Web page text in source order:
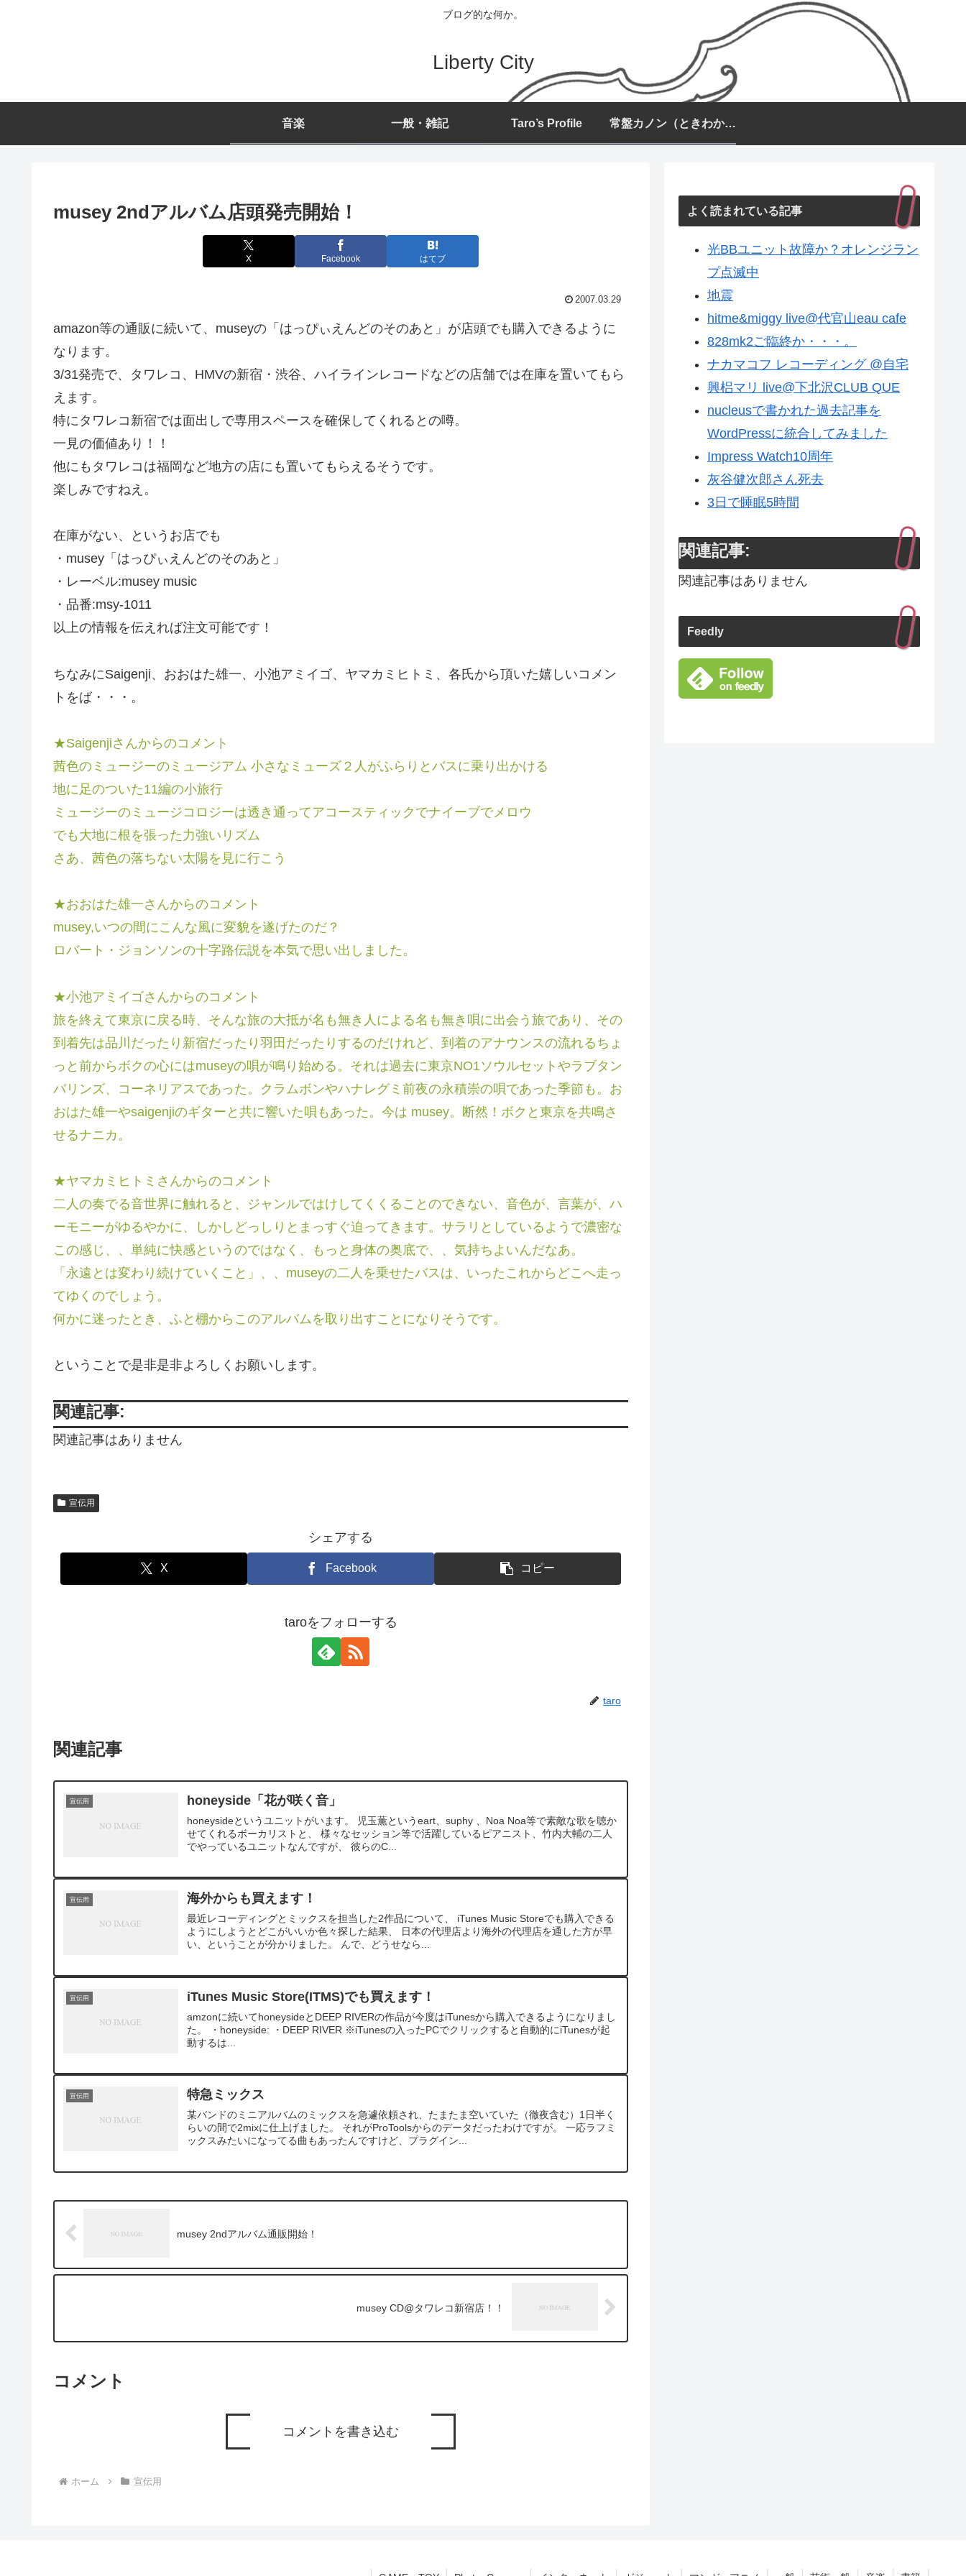
ブログ的な何か。
Liberty City
音楽 一般・雑記 Taro’s Profile 常盤カノン（ときわかのん）
musey 2ndアルバム店頭発売開始！
X Facebook はてブ
2007.03.29
amazon等の通販に続いて、museyの「はっぴぃえんどのそのあと」が店頭でも購入できるように
なります。
3/31発売で、タワレコ、HMVの新宿・渋谷、ハイラインレコードなどの店舗では在庫を置いてもら
えます。
特にタワレコ新宿では面出しで専用スペースを確保してくれるとの噂。
一見の価値あり！！
他にもタワレコは福岡など地方の店にも置いてもらえるそうです。
楽しみですねえ。
在庫がない、というお店でも
・musey「はっぴぃえんどのそのあと」
・レーベル:musey music
・品番:msy-1011
以上の情報を伝えれば注文可能です！
ちなみにSaigenji、おおはた雄一、小池アミイゴ、ヤマカミヒトミ、各氏から頂いた嬉しいコメン
トをば・・・。
★Saigenjiさんからのコメント
茜色のミュージーのミュージアム 小さなミューズ２人がふらりとバスに乗り出かける
地に足のついた11編の小旅行
ミュージーのミュージコロジーは透き通ってアコースティックでナイーブでメロウ
でも大地に根を張った力強いリズム
さあ、茜色の落ちない太陽を見に行こう
★おおはた雄一さんからのコメント
musey,いつの間にこんな風に変貌を遂げたのだ？
ロバート・ジョンソンの十字路伝説を本気で思い出しました。
★小池アミイゴさんからのコメント
旅を終えて東京に戻る時、そんな旅の大抵が名も無き人による名も無き唄に出会う旅であり、その
到着先は品川だったり新宿だったり羽田だったりするのだけれど、到着のアナウンスの流れるちょ
っと前からボクの心にはmuseyの唄が鳴り始める。それは過去に東京NO1ソウルセットやラブタン
バリンズ、コーネリアスであった。クラムボンやハナレグミ前夜の永積崇の唄であった季節も。お
おはた雄一やsaigenjiのギターと共に響いた唄もあった。今は musey。断然！ボクと東京を共鳴さ
せるナニカ。
★ヤマカミヒトミさんからのコメント
二人の奏でる音世界に触れると、ジャンルではけしてくくることのできない、音色が、言葉が、ハ
ーモニーがゆるやかに、しかしどっしりとまっすぐ迫ってきます。サラリとしているようで濃密な
この感じ、、単純に快感というのではなく、もっと身体の奥底で、、気持ちよいんだなあ。
「永遠とは変わり続けていくこと」、、museyの二人を乗せたバスは、いったこれからどこへ走っ
てゆくのでしょう。
何かに迷ったとき、ふと棚からこのアルバムを取り出すことになりそうです。
ということで是非是非よろしくお願いします。
関連記事:
関連記事はありません
宣伝用
シェアする
X Facebook コピー
taroをフォローする
taro
関連記事
宣伝用 honeyside「花が咲く音」
honeysideというユニットがいます。 児玉薫というeart、suphy 、Noa Noa等で素敵な歌を聴か
せてくれるボーカリストと、 様々なセッション等で活躍しているピアニスト、竹内大輔の二人
でやっているユニットなんですが、 彼らのC...
宣伝用 海外からも買えます！
最近レコーディングとミックスを担当した2作品について、 iTunes Music Storeでも購入できる
ようにしようとどこがいいか色々探した結果、 日本の代理店より海外の代理店を通した方が早
い、ということが分かりました。 んで、どうせなら...
宣伝用 iTunes Music Store(ITMS)でも買えます！
amzonに続いてhoneysideとDEEP RIVERの作品が今度はiTunesから購入できるようになりまし
た。 ・honeyside: ・DEEP RIVER ※iTunesの入ったPCでクリックすると自動的にiTunesが起
動するは...
宣伝用 特急ミックス
某バンドのミニアルバムのミックスを急遽依頼され、たまたま空いていた（徹夜含む）1日半く
らいの間で2mixに仕上げました。 それがProToolsからのデータだったわけですが。 一応ラフミ
ックスみたいになってる曲もあったんですけど、プラグイン...
musey 2ndアルバム通販開始！
musey CD@タワレコ新宿店！！
コメント
コメントを書き込む
ホーム 宣伝用
よく読まれている記事
光BBユニット故障か？オレンジラン
プ点滅中
地震
hitme&miggy live@代官山eau cafe
828mk2ご臨終か・・・。
ナカマコフ レコーディング @自宅
興梠マリ live@下北沢CLUB QUE
nucleusで書かれた過去記事を
WordPressに統合してみました
Impress Watch10周年
灰谷健次郎さん死去
3日で睡眠5時間
関連記事:
関連記事はありません
Feedly